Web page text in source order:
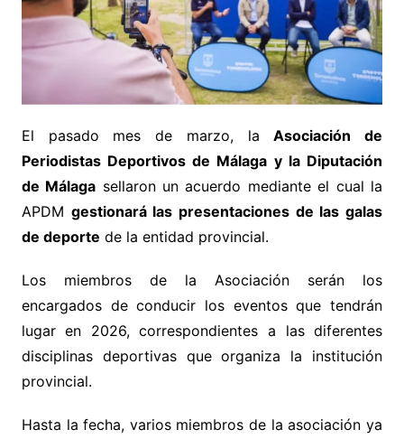
El pasado mes de marzo, laAsociación de
Periodistas Deportivos de Málaga y la Diputación
de Málaga sellaron un acuerdo mediante el cual la
APDM gestionará las presentaciones de las galas
de deporte de la entidad provincial.
Los miembros de la Asociación serán los
encargados de conducir los eventos que tendrán
lugar en 2026, correspondientes a las diferentes
disciplinas deportivas que organiza la institución
provincial.
Hasta la fecha, varios miembros de la asociación ya